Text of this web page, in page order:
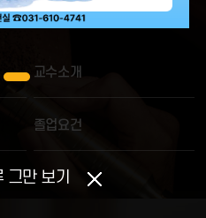
그만 보기
교수소개
졸업요건